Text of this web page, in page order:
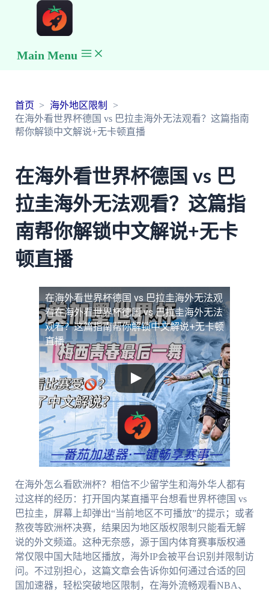
Main Menu
首页
海外地区限制
在海外看世界杯德国 vs 巴拉圭海外无法观看？这篇指南
帮你解锁中文解说+无卡顿直播
在海外看世界杯德国 vs 巴
拉圭海外无法观看？这篇指
南帮你解锁中文解说+无卡
顿直播
在海外看世界杯德国 vs 巴拉圭海外无法观
看在海外看世界杯德国 vs 巴拉圭海外无法
观看？这篇指南帮你解锁中文解说+无卡顿
直播
在海外怎么看欧洲杯？相信不少留学生和海外华人都有
过这样的经历：打开国内某直播平台想看世界杯德国 vs
巴拉圭，屏幕上却弹出“当前地区不可播放”的提示；或者
熬夜等欧洲杯决赛，结果因为地区版权限制只能看无解
说的外文频道。这种无奈感，源于国内体育赛事版权通
常仅限中国大陆地区播放，海外IP会被平台识别并限制访
问。不过别担心，这篇文章会告诉你如何通过合适的回
国加速器，轻松突破地区限制，在海外流畅观看NBA、